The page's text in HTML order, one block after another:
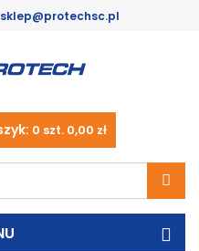
sklep@protechsc.pl
0 szt. 0,00 zł